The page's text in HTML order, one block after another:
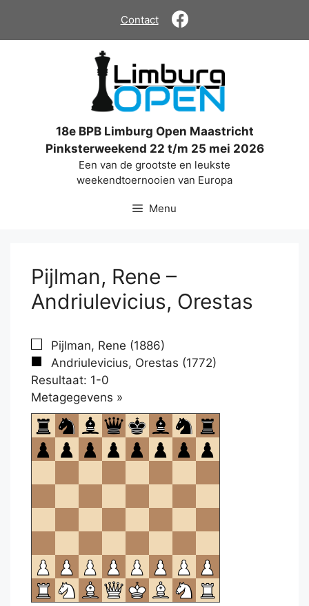
de
Contact
18e BPB Limburg Open Maastricht
Pinksterweekend 22 t/m 25 mei 2026
Een van de grootste en leukste
weekendtoernooien van Europa
Menu
Pijlman, Rene –
Andriulevicius, Orestas
Pijlman, Rene (1886)
Andriulevicius, Orestas (1772)
Resultaat: 1-0
Metagegevens »
om
te
openen.